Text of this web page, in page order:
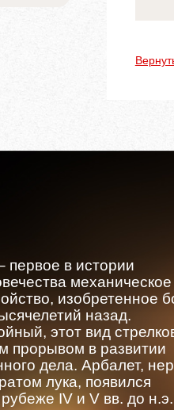
первое в истории
механическое
изобретенное
назад.
этот вид
прорывом в развитии
дела. Арбалет,
лука, появился
IV и V вв. до